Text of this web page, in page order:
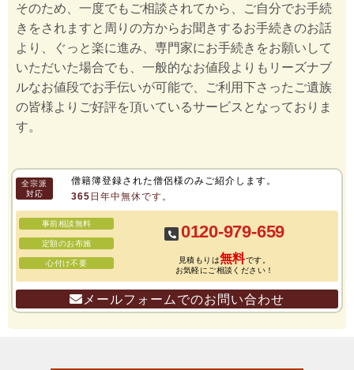
そのため、一度でもご相談されてから、ご自分でお手続
きをされますと周りの方からお聞きするお手続きのお話
より、ぐっと楽に進み、専門家にお手続きをお願いして
いただいた場合でも、一般的なお値段よりもリーズナブ
ルなお値段でお手伝いが可能で、ご利用下さったご遺族
の皆様よりご好評を頂いているサービスとなっておりま
す。
全宗派
対応
僧籍簿登録された僧侶様のみご紹介します。
365日年中無休です。
事前相談無料
定額のお布施
心付け不要
0120-979-659
見積もりは無料です。
お気軽にご相談ください！
メールフォームでのお問い合わせ